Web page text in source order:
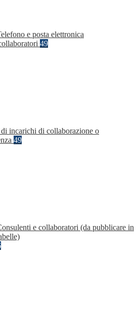
e posta elettronica
49
incarichi di collaborazione o
49
e collaboratori (da pubblicare in